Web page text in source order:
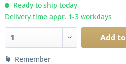
Ready to ship today,
Delivery time appr. 1-3 workdays
Add to
Remember